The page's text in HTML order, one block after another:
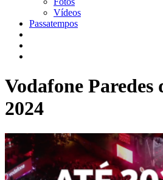
Vídeos
Passatempos
Vodafone Paredes
2024